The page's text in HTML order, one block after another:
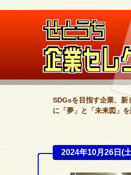
SDGsを目指す企業、新
に「夢」と「未来図」
2024年10月26日(